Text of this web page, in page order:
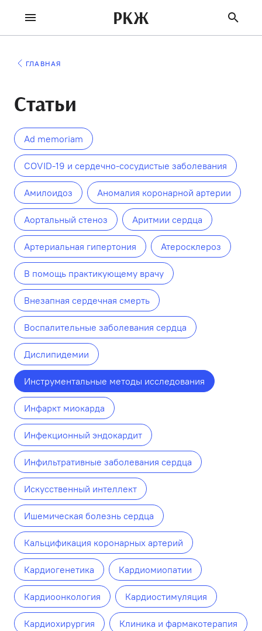
РКЖ
ГЛАВНАЯ
Статьи
Ad memoriam
COVID-19 и сердечно-сосудистые заболевания
Амилоидоз Аномалия коронарной артерии
Аортальный стеноз Аритмии сердца
Артериальная гипертония Атеросклероз
В помощь практикующему врачу
Внезапная сердечная смерть
Воспалительные заболевания сердца
Дислипидемии
Инструментальные методы исследования
Инфаркт миокарда
Инфекционный эндокардит
Инфильтративные заболевания сердца
Искусственный интеллект
Ишемическая болезнь сердца
Кальцификация коронарных артерий
Кардиогенетика Кардиомиопатии
Кардиоонкология Кардиостимуляция
Кардиохирургия Клиника и фармакотерапия